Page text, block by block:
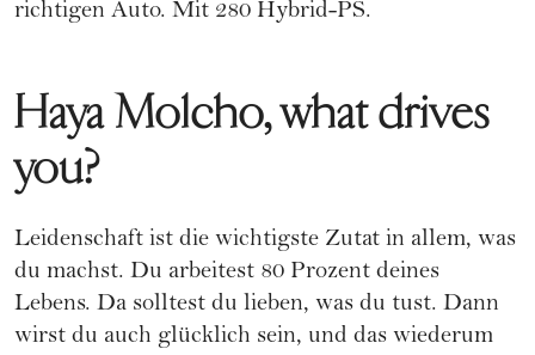
richtigen Auto. Mit 280 Hybrid-PS.
Haya Molcho, what drives
you?
Leidenschaft ist die wichtigste Zutat in allem, was
du machst. Du arbeitest 80 Prozent deines
Lebens. Da solltest du lieben, was du tust. Dann
wirst du auch glücklich sein, und das wiederum